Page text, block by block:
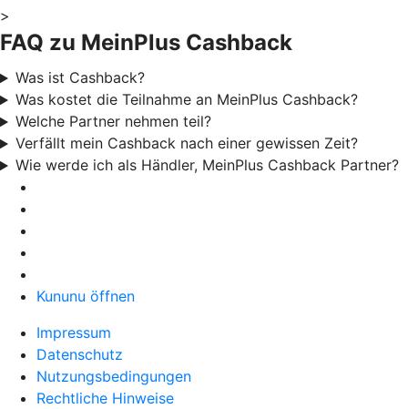
>
FAQ zu MeinPlus Cashback
Was ist Cashback?
Was kostet die Teilnahme an MeinPlus Cashback?
Welche Partner nehmen teil?
Verfällt mein Cashback nach einer gewissen Zeit?
Wie werde ich als Händler, MeinPlus Cashback Partner?
Kununu öffnen
Impressum
Datenschutz
Nutzungsbedingungen
Rechtliche Hinweise